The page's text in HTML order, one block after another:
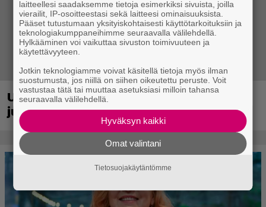
Uraauurtava formulapeliklassikko
julkaistiin uudistettuna nykykonsoleille
laitteellesi saadaksemme tietoja esimerkiksi sivuista, joilla
vierailit, IP-osoitteestasi sekä laitteesi ominaisuuksista.
Pääset tutustumaan yksityiskohtaisesti käyttötarkoituksiin ja
teknologiakumppaneihimme seuraavalla välilehdellä.
Hylkääminen voi vaikuttaa sivuston toimivuuteen ja
käytettävyyteen.
Jotkin teknologiamme voivat käsitellä tietoja myös ilman
suostumusta, jos niillä on siihen oikeutettu peruste. Voit
vastustaa tätä tai muuttaa asetuksiasi milloin tahansa
seuraavalla välilehdellä.
Hyväksyn kaikki
Omat valintani
Tietosuojakäytäntömme